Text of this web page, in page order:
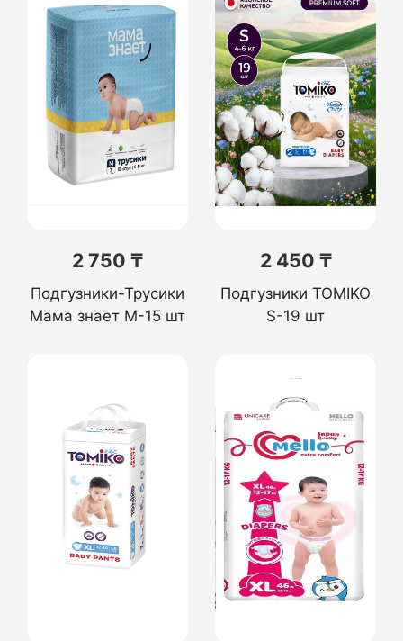
2 750 ₸
Подгузники-Трусики
Мама знает M-15 шт
2 450 ₸
Подгузники TOMIKO
S-19 шт